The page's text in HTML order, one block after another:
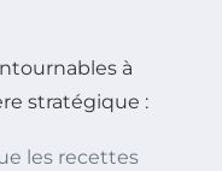
à
stratégique :
les recettes